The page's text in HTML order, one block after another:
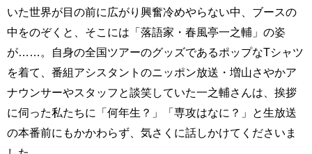
いた世界が目の前に広がり興奮冷めやらない中、ブースの
中をのぞくと、そこには「落語家・春風亭一之輔」の姿
が……。自身の全国ツアーのグッズであるポップなTシャツ
を着て、番組アシスタントのニッポン放送・増山さやかア
ナウンサーやスタッフと談笑していた一之輔さんは、挨拶
に伺った私たちに「何年生？」「専攻はなに？」と生放送
の本番前にもかかわらず、気さくに話しかけてくださいま